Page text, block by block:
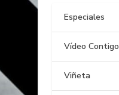
Especiales
Vídeo Contigo
Viñeta